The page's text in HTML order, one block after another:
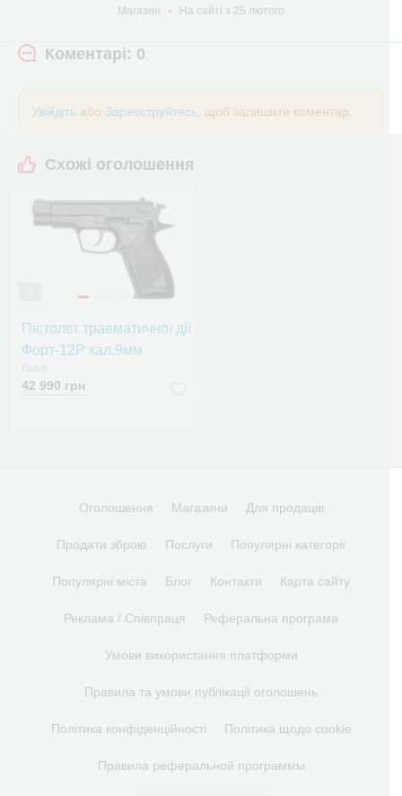
Магазин
На сайті з 25 лютого
Коментарі: 0
Увійдіть або Зареєструйтесь , щоб залишити коментар.
Схожі оголошення
Пістолет травматичної дії
Форт-12Р кал.9мм
42 990 грн
Оголошення Магазини Для продаців
Продати зброю Послуги Популярні категорії
Популярні міста Блог Контакти Карта сайту
Реклама / Співпраця Реферальна програма
Умови використання платформи
Правила та умови публікації оголошень
Політика конфіденційності Політика щодо cookie
Правила реферальной программы